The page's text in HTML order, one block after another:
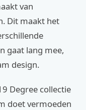
van
Dit maakt het
gaat lang mee,
design.
Degree collectie
doet vermoeden